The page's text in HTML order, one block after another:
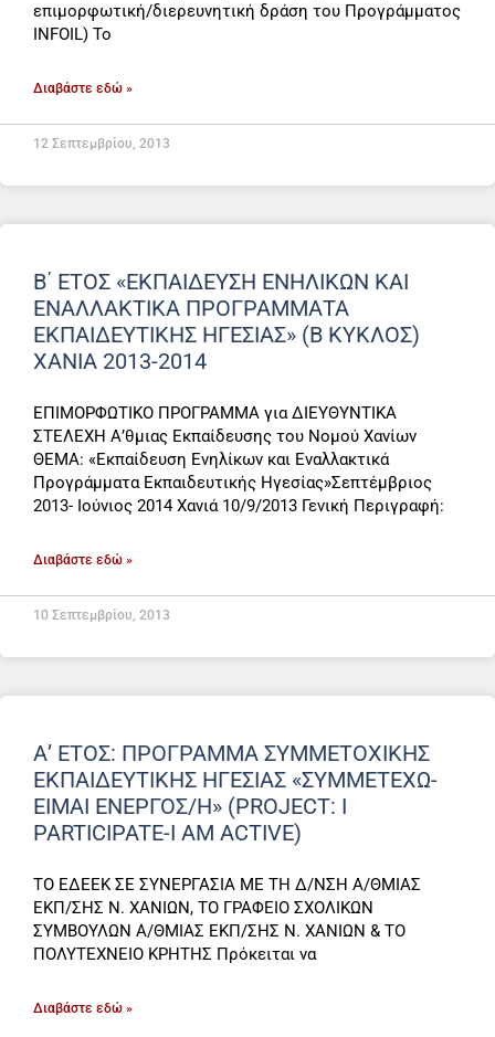
επιμορφωτική/διερευνητική δράση του Προγράμματος
INFOIL) Το
Διαβάστε εδώ »
12 Σεπτεμβρίου, 2013
Β΄ ΕΤΟΣ «ΕΚΠΑΊΔΕΥΣΗ ΕΝΗΛΊΚΩΝ ΚΑΙ
ΕΝΑΛΛΑΚΤΙΚΆ ΠΡΟΓΡΆΜΜΑΤΑ
ΕΚΠΑΙΔΕΥΤΙΚΉΣ ΗΓΕΣΊΑΣ» (Β ΚΎΚΛΟΣ)
ΧΑΝΙΑ 2013-2014
ΕΠΙΜΟΡΦΩΤΙΚΟ ΠΡΟΓΡΑΜΜΑ για ΔΙΕΥΘΥΝΤΙΚΑ
ΣΤΕΛΕΧΗ Α’θμιας Εκπαίδευσης του Νομού Xανίων
ΘΕΜΑ: «Εκπαίδευση Ενηλίκων και Εναλλακτικά
Προγράμματα Εκπαιδευτικής Ηγεσίας»Σεπτέμβριος
2013- Ιούνιος 2014 Χανιά 10/9/2013 Γενική Περιγραφή:
Διαβάστε εδώ »
10 Σεπτεμβρίου, 2013
Α’ ΕΤΟΣ: ΠΡΟΓΡΑΜΜΑ ΣΥΜΜΕΤΟΧΙΚΗΣ
ΕΚΠΑΙΔΕΥΤΙΚΗΣ ΗΓΕΣΙΑΣ «ΣΥΜΜΕΤΕΧΩ-
ΕΙΜΑΙ ΕΝΕΡΓΟΣ/Η» (PROJECT: I
PARTICIPATE-I AM ACTIVE)
ΤΟ ΕΔΕΕΚ ΣΕ ΣΥΝΕΡΓΑΣΙΑ ΜΕ ΤΗ Δ/ΝΣΗ Α/ΘΜΙΑΣ
ΕΚΠ/ΣΗΣ Ν. ΧΑΝΙΩΝ, ΤΟ ΓΡΑΦΕΙΟ ΣΧΟΛΙΚΩΝ
ΣΥΜΒΟΥΛΩΝ Α/ΘΜΙΑΣ ΕΚΠ/ΣΗΣ Ν. ΧΑΝΙΩΝ & ΤΟ
ΠΟΛΥΤΕΧΝΕΙΟ ΚΡΗΤΗΣ Πρόκειται να
Διαβάστε εδώ »